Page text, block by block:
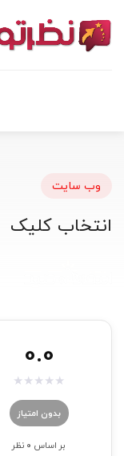
وب سایت
انتخاب کلیک
0.0
★
★
★
★
★
بدون امتیاز
بر اساس 0 نظر